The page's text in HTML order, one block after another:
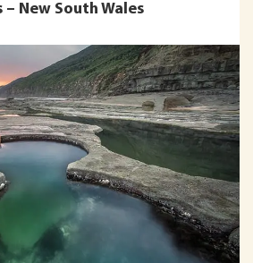
– New South Wales